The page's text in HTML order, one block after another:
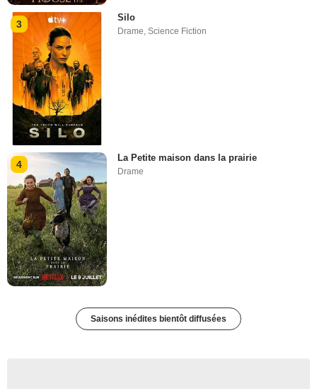
3
Silo
Drame,Science Fiction
4
La Petite maison dans la prairie
Drame
Saisons inédites bientôt diffusées